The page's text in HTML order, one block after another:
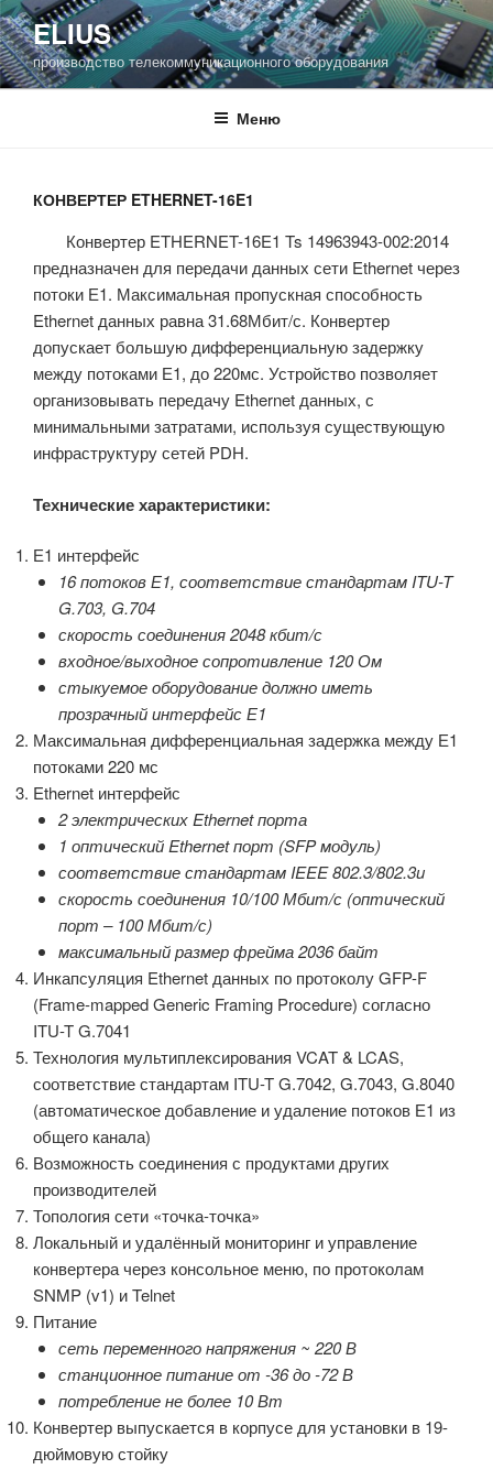
Перейти
к
содержимому
ELIUS
производство телекоммуникационного оборудования
Меню
КОНВЕРТЕР ETHERNET-16E1
Конвертер ETHERNET-16E1 Ts 14963943-002:2014
предназначен для передачи данных сети Ethernet через
потоки Е1. Максимальная пропускная способность
Ethernet данных равна 31.68Мбит/с. Конвертер
допускает большую дифференциальную задержку
между потоками Е1, до 220мс. Устройство позволяет
организовывать передачу Ethernet данных, с
минимальными затратами, используя существующую
инфраструктуру сетей PDH.
Технические характеристики:
Е1 интерфейс
16 потоков Е1, соответствие стандартам ITU-T
G.703, G.704
скорость соединения 2048 кбит/с
входное/выходное сопротивление 120 Ом
стыкуемое оборудование должно иметь
прозрачный интерфейс Е1
Максимальная дифференциальная задержка между Е1
потоками 220 мс
Ethernet интерфейс
2 электрических Ethernet порта
1 оптический Ethernet порт (SFP модуль)
соответствие стандартам IEEE 802.3/802.3u
скорость соединения 10/100 Мбит/с (оптический
порт – 100 Мбит/с)
максимальный размер фрейма 2036 байт
Инкапсуляция Ethernet данных по протоколу GFP-F
(Frame-mapped Generic Framing Procedure) согласно
ITU-T G.7041
Технология мультиплексирования VCAT & LCAS,
соответствие стандартам ITU-T G.7042, G.7043, G.8040
(автоматическое добавление и удаление потоков Е1 из
общего канала)
Возможность соединения с продуктами других
производителей
Топология сети «точка-точка»
Локальный и удалённый мониторинг и управление
конвертера через консольное меню, по протоколам
SNMP (v1) и Telnet
Питание
сеть переменного напряжения ~ 220 В
станционное питание от -36 до -72 В
потребление не более 10 Вт
Конвертер выпускается в корпусе для установки в 19-
дюймовую стойку